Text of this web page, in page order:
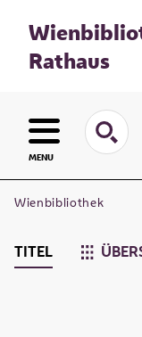
Rathaus
MENU
Wienbibliothek
TITEL